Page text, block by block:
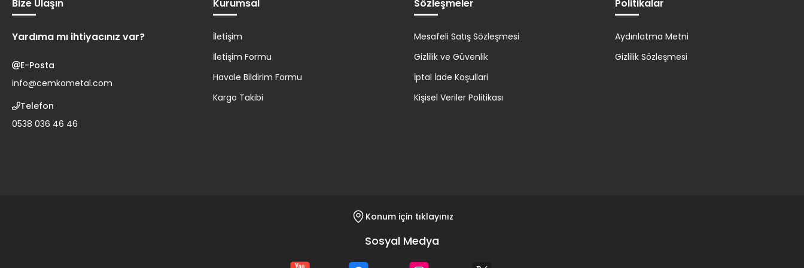
Bize Ulaşın
Yardıma mı ihtiyacınız var?
E-Posta
info@cemkometal.com
Telefon
0538 036 46 46
Kurumsal
İletişim
İletişim Formu
Havale Bildirim Formu
Kargo Takibi
Sözleşmeler
Mesafeli Satış Sözleşmesi
Gizlilik ve Güvenlik
İptal İade Koşullari
Kişisel Veriler Politikası
Politikalar
Aydınlatma Metni
Gizlilik Sözleşmesi
Konum için tıklayınız
Sosyal Medya